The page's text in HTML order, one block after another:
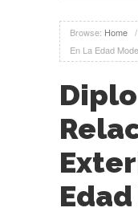
Browse: Home /
En La Edad